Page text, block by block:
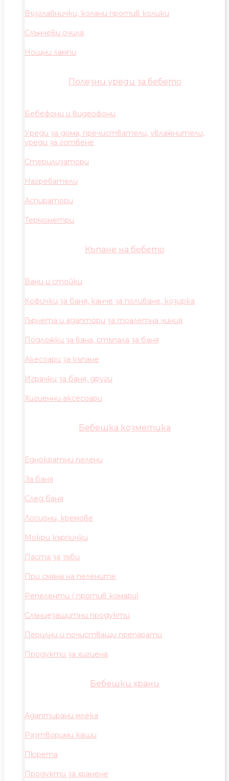
Възглавнички, колани против колики
Слънчеви очила
Нощни лампи
Полезни уреди за бебето
Бебефони и видеофони
Уреди за дома, пречистватели, увлажнители,
уреди за готвене
Стерилизатори
Нагреватели
Аспиратори
Термометри
Къпане на бебето
Вани и стойки
Кофички за баня, канче за поливане, козирка
Гърнета и адаптори за тоалетна чиния
Подложки за вана, стъпала за баня
Акесоари за къпане
Играчки за баня, други
Хигиенни аксесоари
Бебешка козметика
Еднократни пелени
За баня
След баня
Лосиони, кремове
Мокри кърпички
Паста за зъби
При смяна на пелените
Репеленти ( против комари)
Слънцезащитни продукти
Перилни и почистващи препарати
Продукти за хигиена
Бебешки храни
Адаптирани млека
Разтворими каши
Пюрета
Продукти за хранене